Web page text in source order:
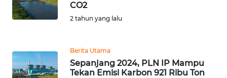
CO2
2 tahun yang lalu
Berita Utama
Sepanjang 2024, PLN IP Mampu
Tekan Emisi Karbon 921 Ribu Ton
WN
KALSEL